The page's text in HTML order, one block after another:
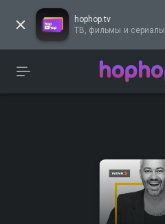
hophop.tv
ТВ, фильмы и сериалы